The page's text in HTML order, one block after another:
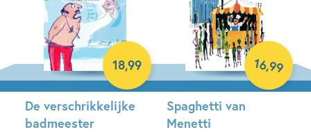
De verschrikkelijke
badmeester
18,99
Spaghetti van
Menetti
16,99